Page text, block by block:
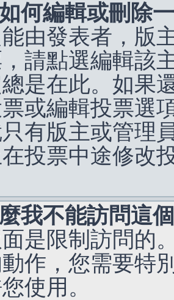
何編輯或刪除
由發表者，版
請點選編輯該
是在此。如果
或編輯投票選
有版主或管理
投票中途修改
我不能訪問這
是限制訪問的
作，您需要特
使用。